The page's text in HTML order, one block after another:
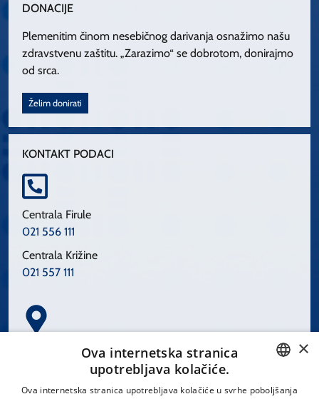
DONACIJE
Plemenitim činom nesebičnog darivanja osnažimo našu
zdravstvenu zaštitu. „Zarazimo“ se dobrotom, donirajmo
od srca.
Želim donirati
KONTAKT PODACI
Centrala Firule
021 556 111
Centrala Križine
021 557 111
Spinčićeva 1, 21000 Split
CROATIAN
×
Ova internetska stranica
upotrebljava kolačiće.
Ova internetska stranica upotrebljava kolačiće u svrhe poboljšanja